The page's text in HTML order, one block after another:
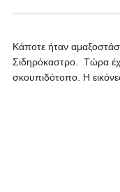
Κάποτε ήταν
Σιδηρόκαστρο. Τώρα
σκουπιδότοπο. Η